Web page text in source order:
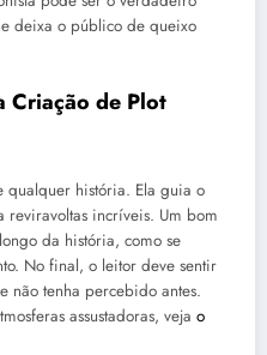
deixa o público de queixo
Criação de Plot
qualquer história. Ela guia o
incríveis. Um bom
da história, como se
No final, o leitor deve sentir
não tenha percebido antes.
assustadoras, veja o